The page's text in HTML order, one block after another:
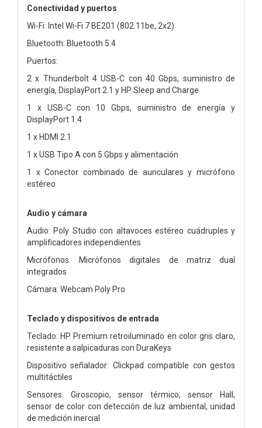
Conectividad y puertos
Wi-Fi: Intel Wi-Fi 7 BE201 (802.11be, 2x2)
Bluetooth: Bluetooth 5.4
Puertos:
2 x Thunderbolt 4 USB-C con 40 Gbps, suministro de
energía, DisplayPort 2.1 y HP Sleep and Charge
1 x USB-C con 10 Gbps, suministro de energía y
DisplayPort 1.4
1 x HDMI 2.1
1 x USB Tipo A con 5 Gbps y alimentación
1 x Conector combinado de auriculares y micrófono
estéreo
Audio y cámara
Audio: Poly Studio con altavoces estéreo cuádruples y
amplificadores independientes
Micrófonos: Micrófonos digitales de matriz dual
integrados
Cámara: Webcam Poly Pro
Teclado y dispositivos de entrada
Teclado: HP Premium retroiluminado en color gris claro,
resistente a salpicaduras con DuraKeys
Dispositivo señalador: Clickpad compatible con gestos
multitáctiles
Sensores: Giroscopio, sensor térmico, sensor Hall,
sensor de color con detección de luz ambiental, unidad
de medición inercial